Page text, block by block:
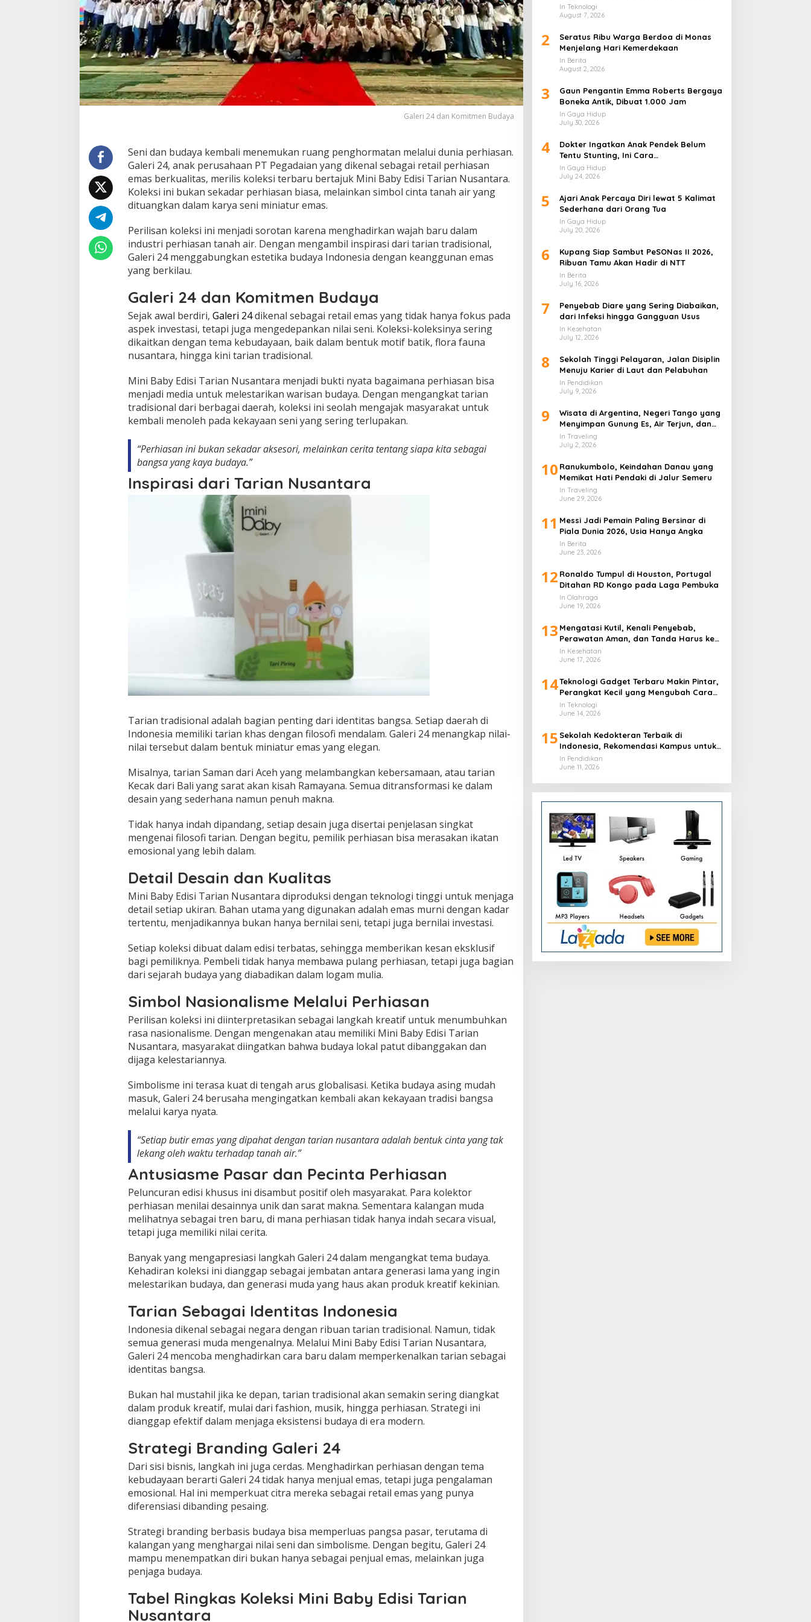
Galeri 24 dan Komitmen Budaya
Seni dan budaya kembali menemukan ruang penghormatan melalui dunia perhiasan.
Galeri 24, anak perusahaan PT Pegadaian yang dikenal sebagai retail perhiasan
emas berkualitas, merilis koleksi terbaru bertajuk Mini Baby Edisi Tarian Nusantara.
Koleksi ini bukan sekadar perhiasan biasa, melainkan simbol cinta tanah air yang
dituangkan dalam karya seni miniatur emas.
Perilisan koleksi ini menjadi sorotan karena menghadirkan wajah baru dalam
industri perhiasan tanah air. Dengan mengambil inspirasi dari tarian tradisional,
Galeri 24 menggabungkan estetika budaya Indonesia dengan keanggunan emas
yang berkilau.
Galeri 24 dan Komitmen Budaya
Sejak awal berdiri, Galeri 24dikenal sebagai retail emas yang tidak hanya fokus pada
aspek investasi, tetapi juga mengedepankan nilai seni. Koleksi-koleksinya sering
dikaitkan dengan tema kebudayaan, baik dalam bentuk motif batik, flora fauna
nusantara, hingga kini tarian tradisional.
Mini Baby Edisi Tarian Nusantara menjadi bukti nyata bagaimana perhiasan bisa
menjadi media untuk melestarikan warisan budaya. Dengan mengangkat tarian
tradisional dari berbagai daerah, koleksi ini seolah mengajak masyarakat untuk
kembali menoleh pada kekayaan seni yang sering terlupakan.
“Perhiasan ini bukan sekadar aksesori, melainkan cerita tentang siapa kita sebagai
bangsa yang kaya budaya.”
Inspirasi dari Tarian Nusantara
Tarian tradisional adalah bagian penting dari identitas bangsa. Setiap daerah di
Indonesia memiliki tarian khas dengan filosofi mendalam. Galeri 24 menangkap nilai-
nilai tersebut dalam bentuk miniatur emas yang elegan.
Misalnya, tarian Saman dari Aceh yang melambangkan kebersamaan, atau tarian
Kecak dari Bali yang sarat akan kisah Ramayana. Semua ditransformasi ke dalam
desain yang sederhana namun penuh makna.
Tidak hanya indah dipandang, setiap desain juga disertai penjelasan singkat
mengenai filosofi tarian. Dengan begitu, pemilik perhiasan bisa merasakan ikatan
emosional yang lebih dalam.
Detail Desain dan Kualitas
Mini Baby Edisi Tarian Nusantara diproduksi dengan teknologi tinggi untuk menjaga
detail setiap ukiran. Bahan utama yang digunakan adalah emas murni dengan kadar
tertentu, menjadikannya bukan hanya bernilai seni, tetapi juga bernilai investasi.
Setiap koleksi dibuat dalam edisi terbatas, sehingga memberikan kesan eksklusif
bagi pemiliknya. Pembeli tidak hanya membawa pulang perhiasan, tetapi juga bagian
dari sejarah budaya yang diabadikan dalam logam mulia.
Simbol Nasionalisme Melalui Perhiasan
Perilisan koleksi ini diinterpretasikan sebagai langkah kreatif untuk menumbuhkan
rasa nasionalisme. Dengan mengenakan atau memiliki Mini Baby Edisi Tarian
Nusantara, masyarakat diingatkan bahwa budaya lokal patut dibanggakan dan
dijaga kelestariannya.
Simbolisme ini terasa kuat di tengah arus globalisasi. Ketika budaya asing mudah
masuk, Galeri 24 berusaha mengingatkan kembali akan kekayaan tradisi bangsa
melalui karya nyata.
“Setiap butir emas yang dipahat dengan tarian nusantara adalah bentuk cinta yang tak
lekang oleh waktu terhadap tanah air.”
Antusiasme Pasar dan Pecinta Perhiasan
Peluncuran edisi khusus ini disambut positif oleh masyarakat. Para kolektor
perhiasan menilai desainnya unik dan sarat makna. Sementara kalangan muda
melihatnya sebagai tren baru, di mana perhiasan tidak hanya indah secara visual,
tetapi juga memiliki nilai cerita.
Banyak yang mengapresiasi langkah Galeri 24 dalam mengangkat tema budaya.
Kehadiran koleksi ini dianggap sebagai jembatan antara generasi lama yang ingin
melestarikan budaya, dan generasi muda yang haus akan produk kreatif kekinian.
Tarian Sebagai Identitas Indonesia
Indonesia dikenal sebagai negara dengan ribuan tarian tradisional. Namun, tidak
semua generasi muda mengenalnya. Melalui Mini Baby Edisi Tarian Nusantara,
Galeri 24 mencoba menghadirkan cara baru dalam memperkenalkan tarian sebagai
identitas bangsa.
Bukan hal mustahil jika ke depan, tarian tradisional akan semakin sering diangkat
dalam produk kreatif, mulai dari fashion, musik, hingga perhiasan. Strategi ini
dianggap efektif dalam menjaga eksistensi budaya di era modern.
Strategi Branding Galeri 24
Dari sisi bisnis, langkah ini juga cerdas. Menghadirkan perhiasan dengan tema
kebudayaan berarti Galeri 24 tidak hanya menjual emas, tetapi juga pengalaman
emosional. Hal ini memperkuat citra mereka sebagai retail emas yang punya
diferensiasi dibanding pesaing.
Strategi branding berbasis budaya bisa memperluas pangsa pasar, terutama di
kalangan yang menghargai nilai seni dan simbolisme. Dengan begitu, Galeri 24
mampu menempatkan diri bukan hanya sebagai penjual emas, melainkan juga
penjaga budaya.
Tabel Ringkas Koleksi Mini Baby Edisi Tarian
Nusantara
Lapis
In Teknologi
August 7, 2026
2
Seratus Ribu Warga Berdoa di Monas
Menjelang Hari Kemerdekaan
In Berita
August 2, 2026
3
Gaun Pengantin Emma Roberts Bergaya
Boneka Antik, Dibuat 1.000 Jam
In Gaya Hidup
July 30, 2026
4
Dokter Ingatkan Anak Pendek Belum
Tentu Stunting, Ini Cara
Membedakannya
In Gaya Hidup
July 24, 2026
5
Ajari Anak Percaya Diri lewat 5 Kalimat
Sederhana dari Orang Tua
In Gaya Hidup
July 20, 2026
6
Kupang Siap Sambut PeSONas II 2026,
Ribuan Tamu Akan Hadir di NTT
In Berita
July 16, 2026
7
Penyebab Diare yang Sering Diabaikan,
dari Infeksi hingga Gangguan Usus
In Kesehatan
July 12, 2026
8
Sekolah Tinggi Pelayaran, Jalan Disiplin
Menuju Karier di Laut dan Pelabuhan
In Pendidikan
July 9, 2026
9
Wisata di Argentina, Negeri Tango yang
Menyimpan Gunung Es, Air Terjun, dan
Kota Penuh Warna
In Traveling
July 2, 2026
10 Ranukumbolo, Keindahan Danau yang
Memikat Hati Pendaki di Jalur Semeru
In Traveling
June 29, 2026
11 Messi Jadi Pemain Paling Bersinar di
Piala Dunia 2026, Usia Hanya Angka
In Berita
June 23, 2026
12 Ronaldo Tumpul di Houston, Portugal
Ditahan RD Kongo pada Laga Pembuka
In Olahraga
June 19, 2026
13 Mengatasi Kutil, Kenali Penyebab,
Perawatan Aman, dan Tanda Harus ke
Dokter
In Kesehatan
June 17, 2026
14Teknologi Gadget Terbaru Makin Pintar,
Perangkat Kecil yang Mengubah Cara
Hidup Harian
In Teknologi
June 14, 2026
15 Sekolah Kedokteran Terbaik di
Indonesia, Rekomendasi Kampus untuk
Calon Dokter
In Pendidikan
June 11, 2026